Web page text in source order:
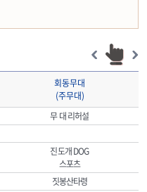
회동무대
(주무대)
무 대 리허설
진도개 DOG
스포츠
짓봉산타령